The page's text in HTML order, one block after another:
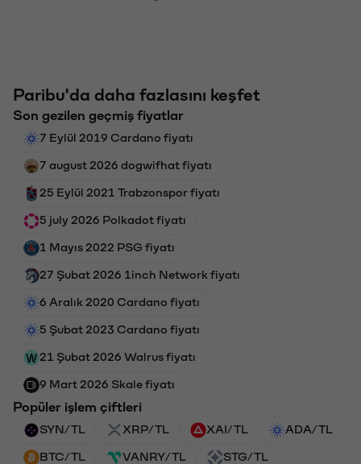
Paribu'da daha fazlasını keşfet
Son gezilen geçmiş fiyatlar
7 Eylül 2019 Cardano fiyatı
7 august 2026 dogwifhat fiyatı
25 Eylül 2021 Trabzonspor fiyatı
5 july 2026 Polkadot fiyatı
1 Mayıs 2022 PSG fiyatı
27 Şubat 2026 1inch Network fiyatı
6 Aralık 2020 Cardano fiyatı
5 Şubat 2023 Cardano fiyatı
21 Şubat 2026 Walrus fiyatı
9 Mart 2026 Skale fiyatı
Popüler işlem çiftleri
SYN/TL XRP/TL XAI/TL ADA/TL
BTC/TL VANRY/TL STG/TL